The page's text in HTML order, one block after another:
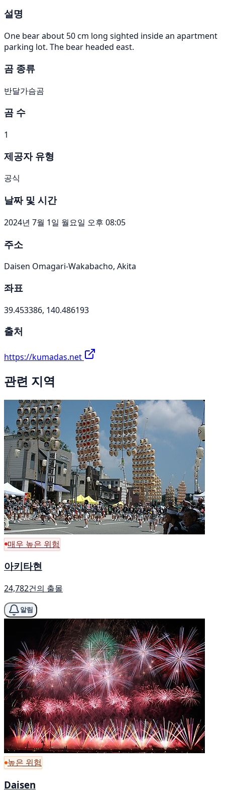
설명
One bear about 50 cm long sighted inside an apartment
parking lot. The bear headed east.
곰 종류
반달가슴곰
곰 수
1
제공자 유형
공식
날짜 및 시간
2024년 7월 1일 월요일 오후 08:05
주소
Daisen Omagari-Wakabacho, Akita
좌표
39.453386, 140.486193
출처
https://kumadas.net
관련 지역
매우 높은 위험
아키타현
24,782건의 출몰
알림
높은 위험
Daisen